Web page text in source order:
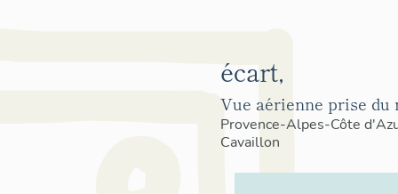
écart,
Vue aérienne prise du
Provence-Alpes-Côte
Cavaillon